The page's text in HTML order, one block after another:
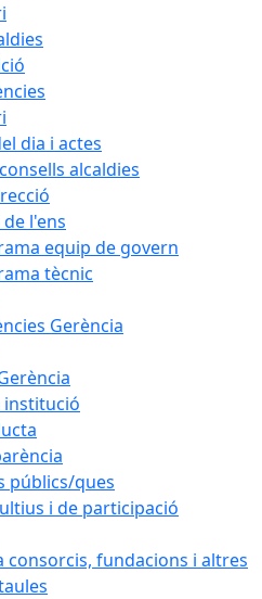
dia i actes
alcaldies
l'ens
equip de govern
tècnic
Gerència
institució
públics/ques
i de participació
consorcis, fundacions i altres